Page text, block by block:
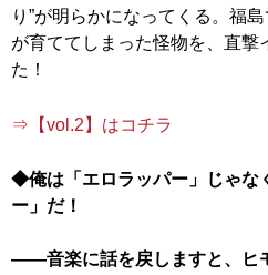
り”が明らかになってくる。福
が育ててしまった怪物を、直撃
た！
⇒【vol.2】はコチラ
◆俺は「エロラッパー」じゃな
ー」だ！
――音楽に話を戻しますと、ヒ